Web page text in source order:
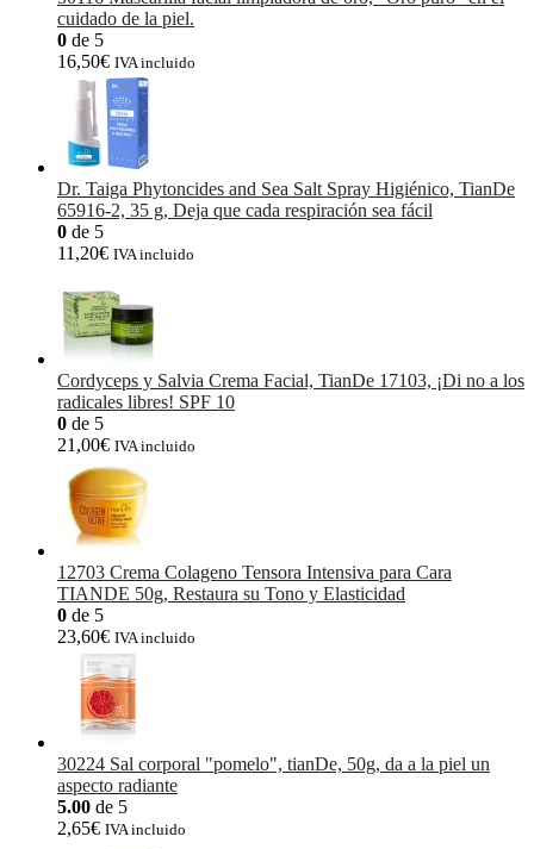
cuidado de la piel.
0 de 5
16,50€ IVA incluido
Dr. Taiga Phytoncides and Sea Salt Spray Higiénico, TianDe
65916-2, 35 g, Deja que cada respiración sea fácil
0 de 5
11,20€ IVA incluido
Cordyceps y Salvia Crema Facial, TianDe 17103, ¡Di no a los
radicales libres! SPF 10
0 de 5
21,00€ IVA incluido
12703 Crema Colageno Tensora Intensiva para Cara
TIANDE 50g, Restaura su Tono y Elasticidad
0 de 5
23,60€ IVA incluido
30224 Sal corporal "pomelo", tianDe, 50g, da a la piel un
aspecto radiante
5.00 de 5
2,65€ IVA incluido